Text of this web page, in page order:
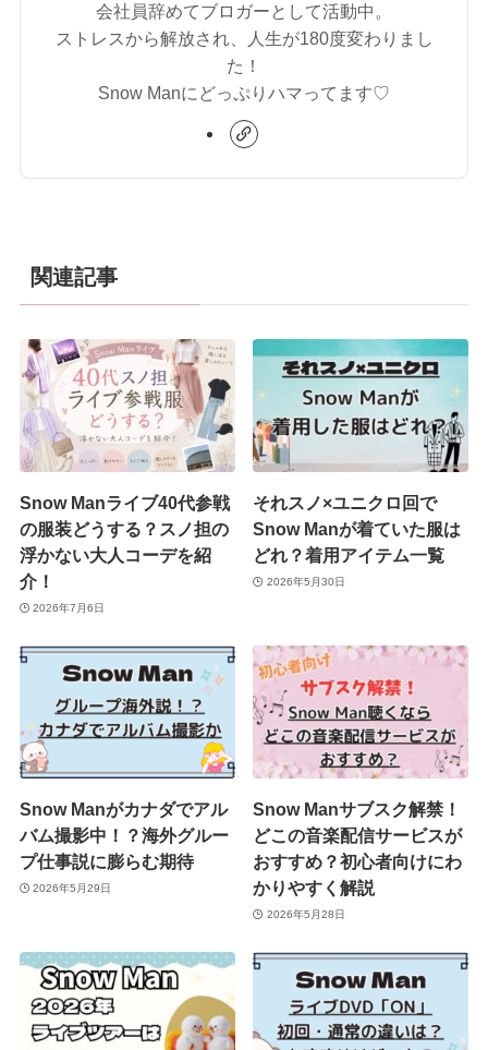
会社員辞めてブロガーとして活動中。
ストレスから解放され、人生が180度変わりまし
た！
Snow Manにどっぷりハマってます♡
関連記事
Snow Manライブ40代参戦
の服装どうする？スノ担の
浮かない大人コーデを紹
介！
2026年7月6日
それスノ×ユニクロ回で
Snow Manが着ていた服は
どれ？着用アイテム一覧
2026年5月30日
Snow Manがカナダでアル
バム撮影中！？海外グルー
プ仕事説に膨らむ期待
2026年5月29日
Snow Manサブスク解禁！
どこの音楽配信サービスが
おすすめ？初心者向けにわ
かりやすく解説
2026年5月28日